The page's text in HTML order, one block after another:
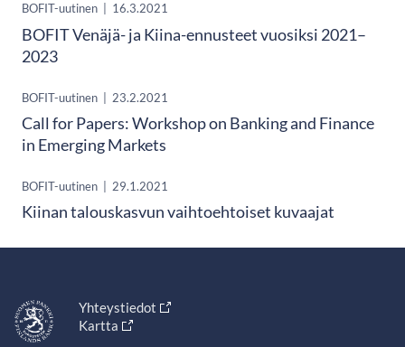
BOFIT-uutinen 16.3.2021
BOFIT Venäjä- ja Kiina-ennusteet vuosiksi 2021–
2023
BOFIT-uutinen | 23.2.2021
Call for Papers: Workshop on Banking and Finance
in Emerging Markets
BOFIT-uutinen 29.1.2021
Kiinan talouskasvun vaihtoehtoiset kuvaajat
Yhteystiedot
Kartta